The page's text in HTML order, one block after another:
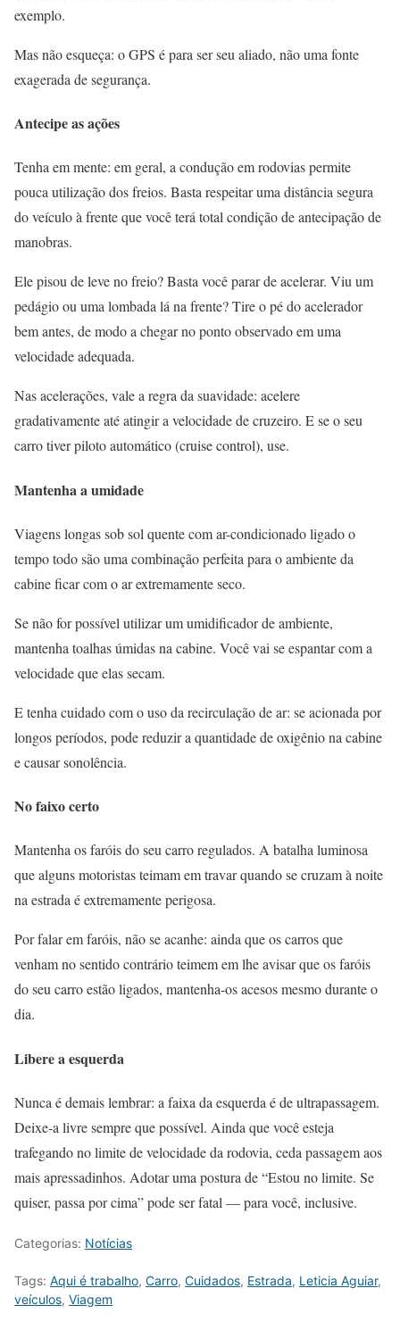
exemplo.
Mas não esqueça: o GPS é para ser seu aliado, não uma fonte
exagerada de segurança.
Antecipe as ações
Tenha em mente: em geral, a condução em rodovias permite
pouca utilização dos freios. Basta respeitar uma distância segura
do veículo à frente que você terá total condição de antecipação de
manobras.
Ele pisou de leve no freio? Basta você parar de acelerar. Viu um
pedágio ou uma lombada lá na frente? Tire o pé do acelerador
bem antes, de modo a chegar no ponto observado em uma
velocidade adequada.
Nas acelerações, vale a regra da suavidade: acelere
gradativamente até atingir a velocidade de cruzeiro. E se o seu
carro tiver piloto automático (cruise control), use.
Mantenha a umidade
Viagens longas sob sol quente com ar-condicionado ligado o
tempo todo são uma combinação perfeita para o ambiente da
cabine ficar com o ar extremamente seco.
Se não for possível utilizar um umidificador de ambiente,
mantenha toalhas úmidas na cabine. Você vai se espantar com a
velocidade que elas secam.
E tenha cuidado com o uso da recirculação de ar: se acionada por
longos períodos, pode reduzir a quantidade de oxigênio na cabine
e causar sonolência.
No faixo certo
Mantenha os faróis do seu carro regulados. A batalha luminosa
que alguns motoristas teimam em travar quando se cruzam à noite
na estrada é extremamente perigosa.
Por falar em faróis, não se acanhe: ainda que os carros que
venham no sentido contrário teimem em lhe avisar que os faróis
do seu carro estão ligados, mantenha-os acesos mesmo durante o
dia.
Libere a esquerda
Nunca é demais lembrar: a faixa da esquerda é de ultrapassagem.
Deixe-a livre sempre que possível. Ainda que você esteja
trafegando no limite de velocidade da rodovia, ceda passagem aos
mais apressadinhos. Adotar uma postura de “Estou no limite. Se
quiser, passa por cima” pode ser fatal — para você, inclusive.
Categorias: Notícias
Tags: Aqui é trabalho, Carro, Cuidados, Estrada, Leticia Aguiar,
veículos, Viagem